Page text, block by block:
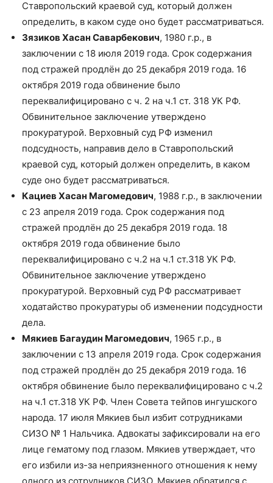
Ставропольский краевой суд, который должен
определить, в каком суде оно будет рассматриваться.
Зязиков Хасан Саварбекович, 1980 г.р., в
заключении с 18 июля 2019 года. Срок содержания
под стражей продлён до 25 декабря 2019 года. 16
октября 2019 года обвинение было
переквалифицировано с ч. 2 на ч.1 ст. 318 УК РФ.
Обвинительное заключение утверждено
прокуратурой. Верховный суд РФ изменил
подсудность, направив дело в Ставропольский
краевой суд, который должен определить, в каком
суде оно будет рассматриваться.
Кациев Хасан Магомедович, 1988 г.р., в заключении
с 23 апреля 2019 года. Срок содержания под
стражей продлён до 25 декабря 2019 года. 18
октября 2019 года обвинение было
переквалифицировано с ч.2 на ч.1 ст.318 УК РФ.
Обвинительное заключение утверждено
прокуратурой. Верховный суд РФ рассматривает
ходатайство прокуратуры об изменении подсудности
дела.
Мякиев Багаудин Магомедович, 1965 г.р., в
заключении с 13 апреля 2019 года. Срок содержания
под стражей продлён до 25 декабря 2019 года. 16
октября обвинение было переквалифицировано с ч.2
на ч.1 ст.318 УК РФ. Член Совета тейпов ингушского
народа. 17 июля Мякиев был избит сотрудниками
СИЗО № 1 Нальчика. Адвокаты зафиксировали на его
лице гематому под глазом. Мякиев утверждает, что
его избили из-за неприязненного отношения к нему